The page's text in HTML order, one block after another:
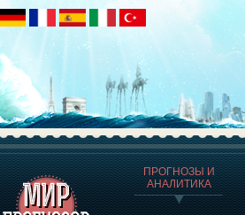
ПРОГНОЗЫ И
АНАЛИТИКА
О ПРОГРАММЕ
ХАРАКТЕРA ЧЕЛОВЕКА